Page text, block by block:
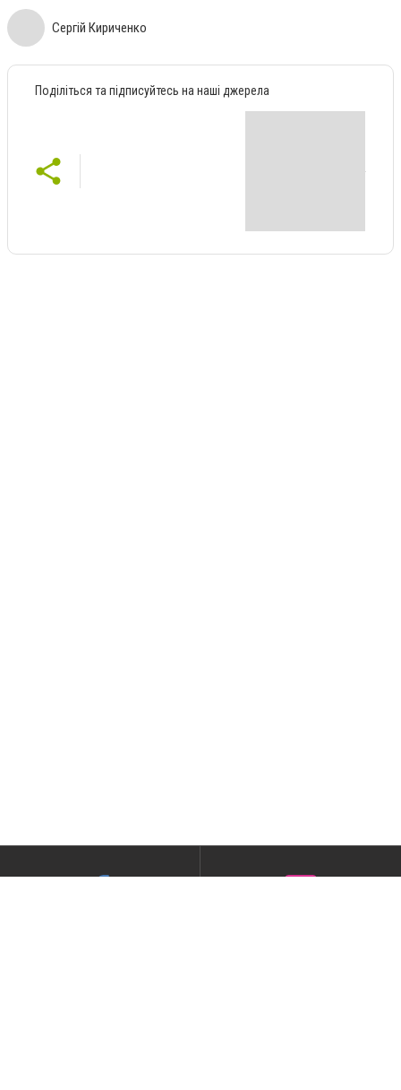
Сергій Кириченко
Поділіться та підписуйтесь на наші джерела